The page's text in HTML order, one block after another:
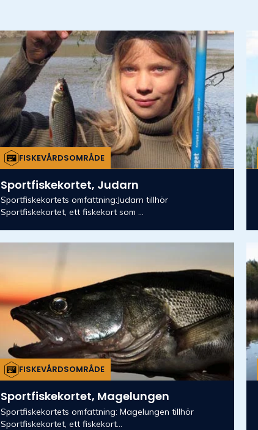
FISKEVÅRDSOMRÅDE
Sportfiskekortet, Judarn
Sportfiskekortets omfattning:Judarn tillhör
Sportfiskekortet, ett fiskekort som ...
FISKEVÅRDSOMRÅDE
Sportfiskekortet, Magelungen
Sportfiskekortets omfattning: Magelungen tillhör
Sportfiskekortet, ett fiskekort...